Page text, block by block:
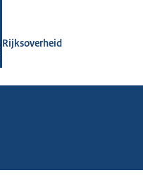
Rijksoverheid